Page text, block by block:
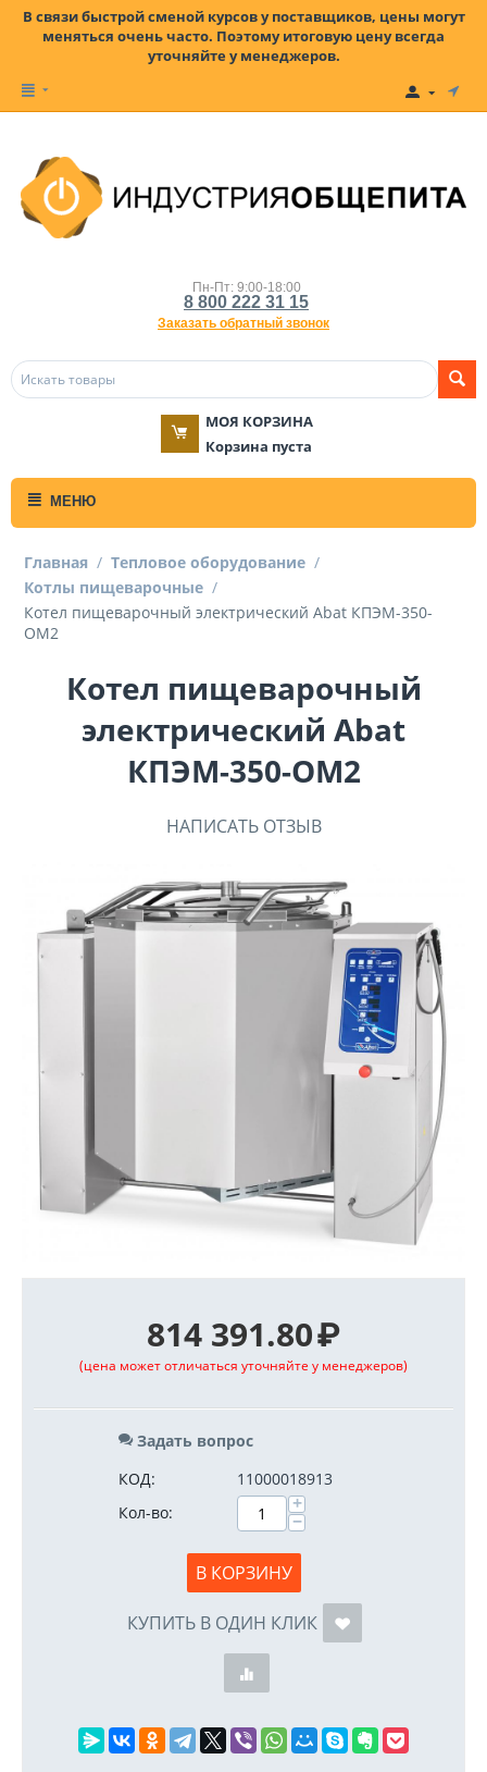
В связи быстрой сменой курсов у поставщиков, цены могут
меняться очень часто. Поэтому итоговую цену всегда
уточняйте у менеджеров.
Пн-Пт: 9:00-18:00
8 800 222 31 15
Заказать обратный звонок
МОЯ КОРЗИНА
Корзина пуста
МЕНЮ
Главная / Тепловое оборудование /
Котлы пищеварочные /
Котел пищеварочный электрический Abat КПЭМ-350-
ОМ2
Котел пищеварочный
электрический Abat
КПЭМ-350-ОМ2
НАПИСАТЬ ОТЗЫВ
814 391.80₽
(цена может отличаться уточняйте у менеджеров)
Задать вопрос
КОД:
11000018913
Кол-во:
+
−
В КОРЗИНУ
КУПИТЬ В ОДИН КЛИК